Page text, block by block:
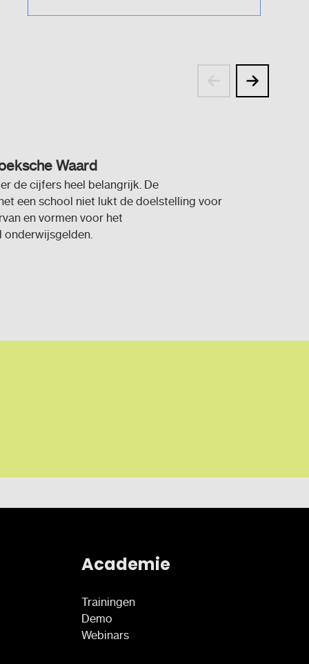
Waard
de cijfers heel belangrijk. De
een school niet lukt de doelstelling voor
en vormen voor het
onderwijsgelden.
Academie
Trainingen
Demo
Webinars